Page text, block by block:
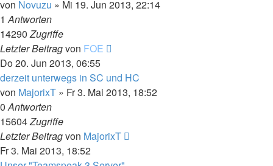
von Novuzu » Mi 19. Jun 2013, 22:14
1Antworten
14290Zugriffe
Letzter Beitragvon FOE
Do 20. Jun 2013, 06:55
derzeit unterwegs in SC und HC
von MajorixT » Fr 3. Mai 2013, 18:52
0Antworten
15604Zugriffe
Letzter Beitragvon MajorixT
Fr 3. Mai 2013, 18:52